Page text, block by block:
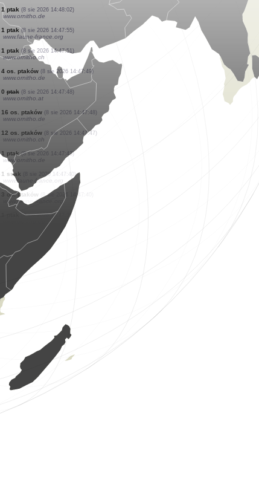
1 ptak (8 sie 2026 14:48:44)
www.ornitho.ch
1 ptak (8 sie 2026 14:48:38)
www.faune-france.org
1 ptak (8 sie 2026 14:48:32)
www.ornitho.de
1 ptak (8 sie 2026 14:48:24)
www.ornitho.de
5 os. ptaków (8 sie 2026 14:48:18)
www.ornitho.de
1 ptak (8 sie 2026 14:48:06)
www.ornitho.de
2 os. ptaków (8 sie 2026 14:48:04)
www.ornitho.ch
2 os. ptaków (8 sie 2026 14:48:02)
www.ornitho.de
1 ptak (8 sie 2026 14:48:02)
www.ornitho.de
1 ptak (8 sie 2026 14:47:55)
www.faune-france.org
(8 sie 2026 14:47:51)
(8 sie 2026 14:47:49)
www.ornitho.de
0ptak (8 sie 2026 14:47:48)
www.ornitho.at
16 os. ptaków
www.ornitho.de
12 os. ptaków
www.ornitho.ch
(8 sie 2026 14:47:40)
www.faune-france.org
3 os. ptaków (8 sie 2026 14:47:40)
www.faune-france.org
1 ptak (8 sie 2026 14:47:38)
www.ornitho.de
(8 sie 2026 14:47:37)
www.ornitho.ch